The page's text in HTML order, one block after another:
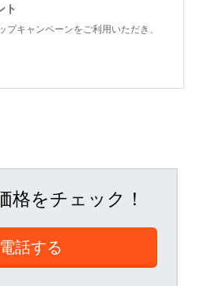
ト
キャンペーンをご利用いただき、
格をチェック！
電話する